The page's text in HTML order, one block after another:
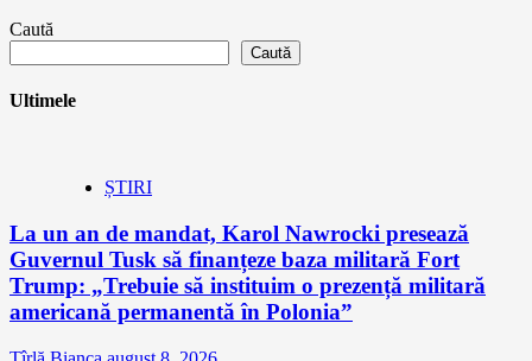
Caută
Caută
Ultimele
ȘTIRI
La un an de mandat, Karol Nawrocki presează
Guvernul Tusk să finanțeze baza militară Fort
Trump: „Trebuie să instituim o prezență militară
americană permanentă în Polonia”